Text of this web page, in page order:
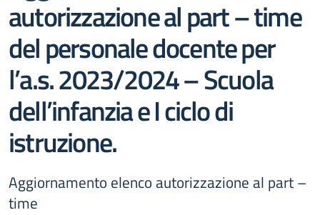
autorizzazione al part – time
del personale docente per
l’a.s. 2023/2024 – Scuola
dell’infanzia e I ciclo di
istruzione.
Aggiornamento elenco autorizzazione al part –
time